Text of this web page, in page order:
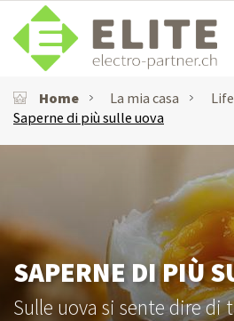
Home La mia casa
Saperne di più sulle uova
SAPERNE DI PIÙ
Sulle uova si sente dire di